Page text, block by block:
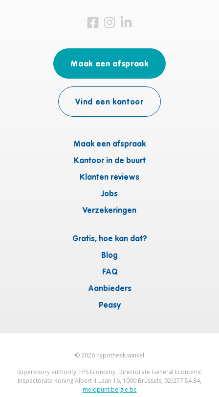
Bezoek ons op Facebook
Bezoek ons op Instagram
Bezoek ons op Linkedin
Maak een afspraak
Kantoor in de buurt
Klanten reviews
Jobs
Verzekeringen
Gratis, hoe kan dat?
Blog
FAQ
Aanbieders
Peasy
Maak een afspraak
Vind een kantoor
©2026 hypotheek.winkel
Supervisory authority: FPS Economy, Directorate General Economic
Inspectorate Koning Albert II-Laan 16, 1000 Brussels, 02/277.54.84,
meldpunt.belgie.be